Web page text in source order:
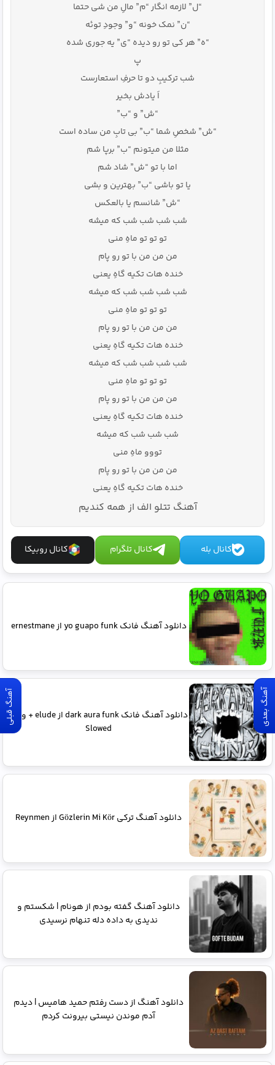
“ل” لازمه انگار “م” مالِ من شی حتما
“ن” نمک خونه “و” وجودِ توئه
“ه” هر کی تو رو دیده “ی” یه جوری شده
پ
شب ترکیبِ دو تا حرفِ استعارست
اَ یادش بخیر
“ش” و “ب”
“ش” شخصِ شما “ب” بی تابِ من ساده است
مثلا من میتونم “ب” برپا شم
اما با تو “ش” شاد شم
یا تو باشی “ب” بهترین و بشی
“ش” شانسم یا بالعکس
شب شب شب شب که میشه
تو تو تو ماهِ منی
من من من با تو رو پام
خنده هات تکیه گاهِ یعنی
شب شب شب شب که میشه
تو تو تو ماهِ منی
من من من با تو رو پام
خنده هات تکیه گاهِ یعنی
شب شب شب شب که میشه
تو تو تو ماهِ منی
من من من با تو رو پام
خنده هات تکیه گاهِ یعنی
شب شب شب که میشه
تووو ماهِ منی
من من من با تو رو پام
خنده هات تکیه گاهِ یعنی
آهنگ تتلو الف از همه کندیم
کانال بله کانال تلگرام کانال روبیکا
آهنگ بعدی آهنگ قبلی
دانلود آهنگ فانک yo guapo funk از ernestmane
دانلود آهنگ فانک dark aura funk از elude + ورژن
Slowed
دانلود آهنگ ترکی Gözlerin Mi Kör از Reynmen
دانلود آهنگ گفته بودم از هونام | شکستم و
ندیدی به داده دله تنهام نرسیدی
دانلود آهنگ از دست رفتم حمید هامیس | دیدم
آدم موندن نیستی بیرونت کردم